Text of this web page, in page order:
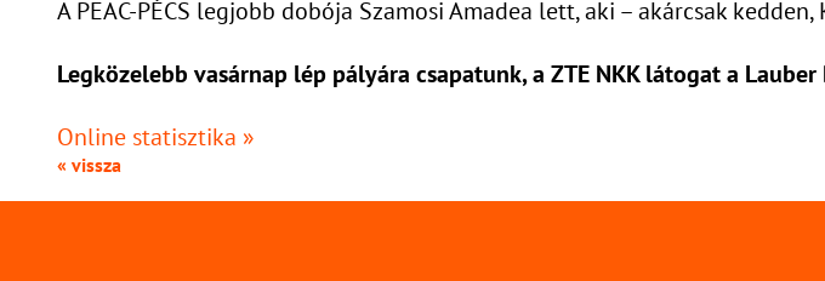
A PEAC-PÉCS legjobb dobója Szamosi Amadea lett, aki – akárcsak
Legközelebb vasárnap lép pályára csapatunk, a ZTE NKK látogat a
Online statisztika »
« vissza